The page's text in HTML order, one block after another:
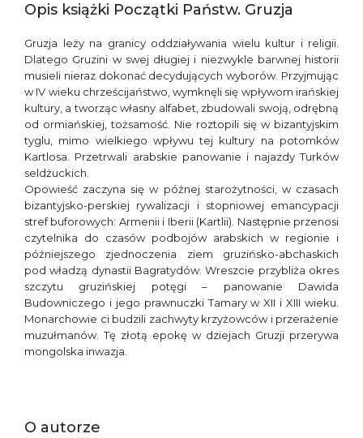
Opis książki Początki Państw. Gruzja
Gruzja leży na granicy oddziaływania wielu kultur i religii.
Dlatego Gruzini w swej długiej i niezwykle barwnej historii
musieli nieraz dokonać decydujących wyborów. Przyjmując
w IV wieku chrześcijaństwo, wymknęli się wpływom irańskiej
kultury, a tworząc własny alfabet, zbudowali swoją, odrębną
od ormiańskiej, tożsamość. Nie roztopili się w bizantyjskim
tyglu, mimo wielkiego wpływu tej kultury na potomków
Kartlosa. Przetrwali arabskie panowanie i najazdy Turków
seldżuckich.
Opowieść zaczyna się w późnej starożytności, w czasach
bizantyjsko-perskiej rywalizacji i stopniowej emancypacji
stref buforowych: Armenii i Iberii (Kartlii). Następnie przenosi
czytelnika do czasów podbojów arabskich w regionie i
późniejszego zjednoczenia ziem gruzińsko-abchaskich
pod władzą dynastii Bagratydów. Wreszcie przybliża okres
szczytu gruzińskiej potęgi – panowanie Dawida
Budowniczego i jego prawnuczki Tamary w XII i XIII wieku.
Monarchowie ci budzili zachwyty krzyżowców i przerażenie
muzułmanów. Tę złotą epokę w dziejach Gruzji przerywa
mongolska inwazja.
O autorze